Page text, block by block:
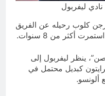
ليفربول
كلوب رحيله عن الفريق
أكثر من 8 سنوات.
ينظر ليفربول إلى
كبديل محتمل في
ألونسو.